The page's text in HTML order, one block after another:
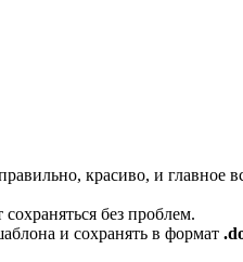
красиво, и главное
без проблем.
и сохранять в формат